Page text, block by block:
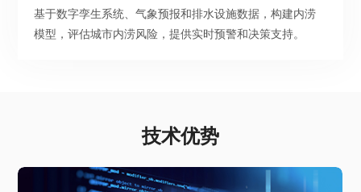
基于数字孪生系统、气象预报和排水设施数据，构建内涝
模型，评估城市内涝风险，提供实时预警和决策支持。
技术优势